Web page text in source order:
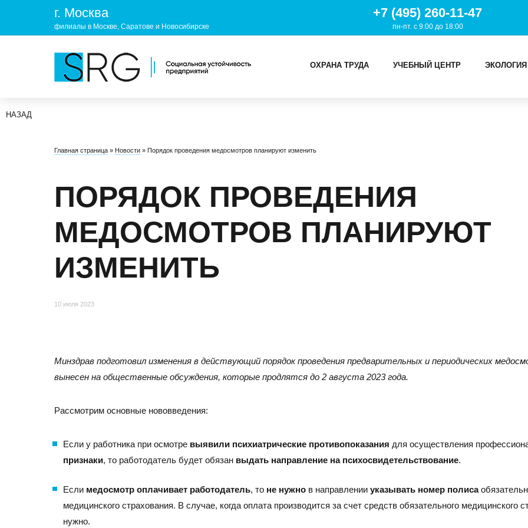
г. Москва
филиалы в Москве, Саратове и Новосибирске
+7 (495) 260-11-47
пн-пт. с 9:00 до 18:00
ОХРАНА ТРУДА УЧЕБНЫЙ ЦЕНТР ЭКОЛОГИЯ
О нас
Лицензии и аккредитации
Пресс-центр
Реквизиты
Отзывы
ОХРАНА ТРУДА
МОСКВА
105082, Москва, ул. Большая Почтовая, д.26В, стр.2,
Бизнес-центр «Пост Плаза» (м. Электрозаводская)
Тел./факс:
САРАТОВ
оф. 617а
3,
НАЗАД
Главная страница » Новости » Порядок проведения медосмотров планируют изменить
ПОРЯДОК ПРОВЕДЕНИЯ
МЕДОСМОТРОВ ПЛАНИРУЮТ
ИЗМЕНИТЬ
10 июля 2023
Минздрав подготовил изменения в действующий порядок проведения предварительных и периодических
вынесен на общественные обсуждения, которые продлятся до 2 августа 2023 года.
Рассмотрим основные нововведения:
Если у работника при осмотре выявили психиатрические противопоказания для осуществления
признаки, то работодатель будет обязан выдать направление на психосвидетельствование.
Если медосмотр оплачивает работодатель, то не нужно в направлении указывать номер полиса
медицинского страхования. В случае, когда оплата производится за счет средств обязательного медицинского
нужно.